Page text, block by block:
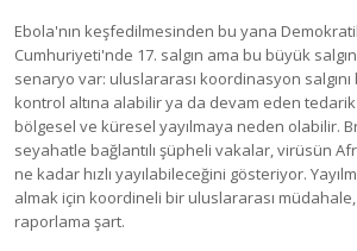
Ebola'nın keşfedilmesinden bu yana
Cumhuriyeti'nde 17. salgın ama bu büyük
senaryo var: uluslararası koordinasyon
kontrol altına alabilir ya da devam eden
bölgesel ve küresel yayılmaya neden olabilir.
seyahatle bağlantılı şüpheli vakalar, virüsün
ne kadar hızlı yayılabileceğini gösteriyor.
almak için koordineli bir uluslararası
raporlama şart.